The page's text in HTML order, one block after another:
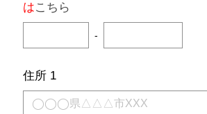
はこちら
-
住所 1